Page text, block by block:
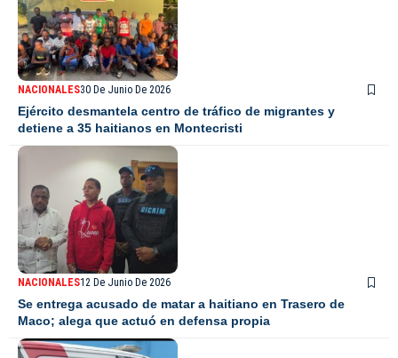
NACIONALES30 De Junio De 2026
Ejército desmantela centro de tráfico de migrantes y
detiene a 35 haitianos en Montecristi
NACIONALES12 De Junio De 2026
Se entrega acusado de matar a haitiano en Trasero de
Maco; alega que actuó en defensa propia